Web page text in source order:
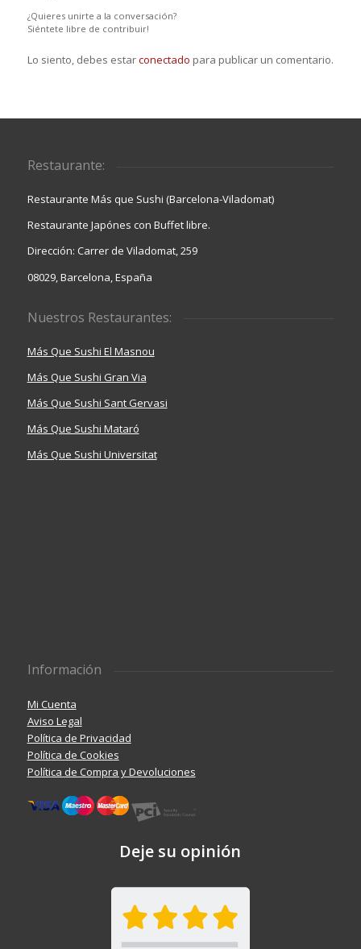
¿Quieres unirte a la conversación?
Siéntete libre de contribuir!
Lo siento, debes estarconectado para publicar un comentario.
Restaurante:
Restaurante Más que Sushi (Barcelona-Viladomat)
Restaurante Japónes con Buffet libre.
Dirección: Carrer de Viladomat, 259
08029, Barcelona, España
Nuestros Restaurantes:
Más Que Sushi El Masnou
Más Que Sushi Gran Via
Más Que Sushi Sant Gervasi
Más Que Sushi Mataró
Más Que Sushi Universitat
Información
Mi Cuenta
Aviso Legal
Política de Privacidad
Política de Cookies
Política de Compra y Devoluciones
Deje su opinión